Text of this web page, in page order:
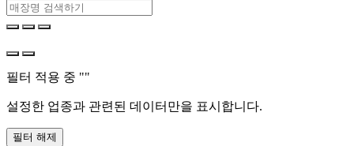
필터 적용 중 ""
설정한 업종과 관련된 데이터만을 표시합니다.
필터 해제